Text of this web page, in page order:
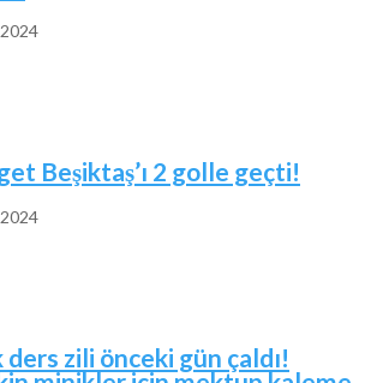
Beşiktaş’ı 2 golle geçti!
ders zili önceki gün çaldı!